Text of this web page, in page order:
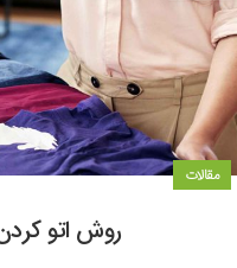
مقالات
روش اتو